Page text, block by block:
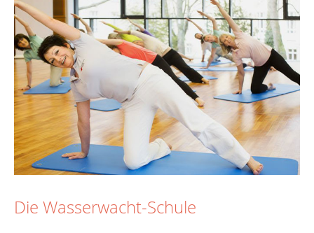
Die Wasserwacht-Schule